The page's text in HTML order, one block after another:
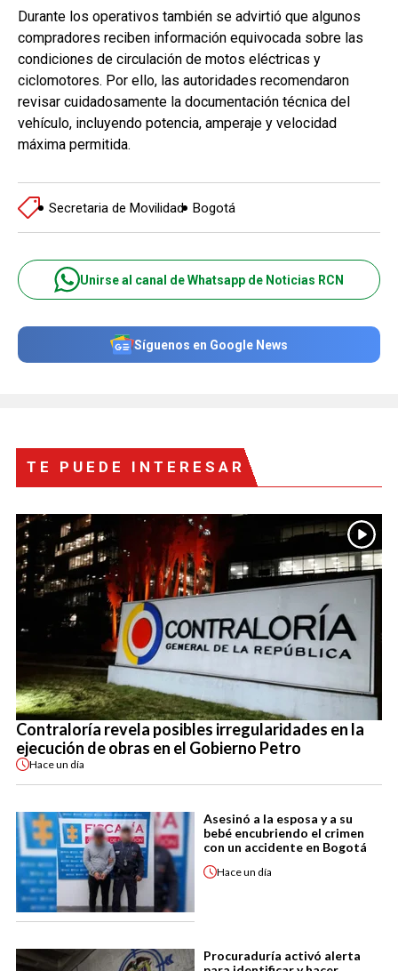
Durante los operativos también se advirtió que algunos
compradores reciben información equivocada sobre las
condiciones de circulación de motos eléctricas y
ciclomotores. Por ello, las autoridades recomendaron
revisar cuidadosamente la documentación técnica del
vehículo, incluyendo potencia, amperaje y velocidad
máxima permitida.
Secretaria de Movilidad Bogotá
Unirse al canal de Whatsapp de Noticias RCN
Síguenos en Google News
TE PUEDE INTERESAR
Contraloría revela posibles irregularidades en la
ejecución de obras en el Gobierno Petro
Haceun día
Asesinó a la esposa y a su
bebé encubriendo el crimen
con un accidente en Bogotá
Haceun día
Procuraduría activó alerta